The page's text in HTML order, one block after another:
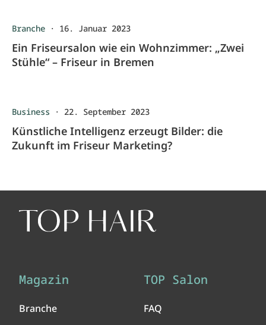
Branche · 16. Januar 2023
Ein Friseursalon wie ein Wohnzimmer: „Zwei
Stühle“ – Friseur in Bremen
Business · 22. September 2023
Künstliche Intelligenz erzeugt Bilder: die
Zukunft im Friseur Marketing?
Magazin
Branche
TOP Salon
FAQ